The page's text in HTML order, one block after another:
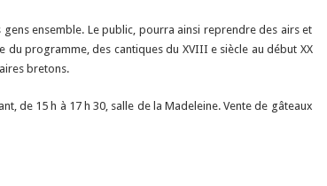
ensemble. Le public, pourra ainsi reprendre des airs et
du programme, des cantiques du XVIII e siècle au début XX
bretons.
de 15 h à 17 h 30, salle de la Madeleine. Vente de gâteaux